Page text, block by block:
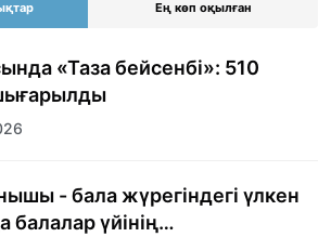
Ең көп оқылған
«Таза бейсенбі»: 510
- бала жүрегіндегі үлкен
балалар үйінің